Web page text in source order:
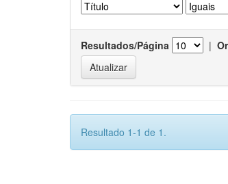
Resultados/Página |
Resultado 1-1 de 1.